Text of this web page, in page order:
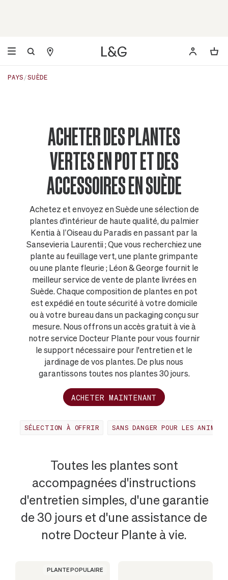
PAYS SUÈDE
ACHETER DES PLANTES
VERTES EN POT ET DES
ACCESSOIRES EN SUÈDE
Achetez et envoyez en Suède une sélection de
plantes d'intérieur de haute qualité, du palmier
Kentia à l’Oiseau du Paradis en passant par la
Sansevieria Laurentii ; Que vous recherchiez une
plante au feuillage vert, une plante grimpante
ou une plante fleurie ; Léon & George fournit le
meilleur service de vente de plante livrées en
Suède. Chaque composition de plantes en pot
est expédié en toute sécurité à votre domicile
ou à votre bureau dans un packaging conçu sur
mesure. Nous offrons un accès gratuit à vie à
notre service Docteur Plante pour vous fournir
le support nécessaire pour l'entretien et le
jardinage de vos plantes. De plus nous
garantissons toutes nos plantes 30 jours.
ACHETER MAINTENANT
SÉLECTION À OFFRIR SANS DANGER POUR LES ANIMAUX
PLANTES
LES
PLUS
Toutes les plantes sont
accompagnées d'instructions
d'entretien simples, d'une garantie
de 30 jours et d'une assistance de
notre Docteur Plante à vie.
PLANTE POPULAIRE